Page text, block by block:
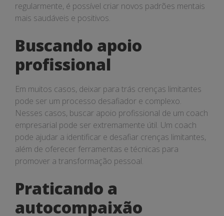
regularmente, é possível criar novos padrões mentais
mais saudáveis e positivos.
Buscando apoio
profissional
Em muitos casos, deixar para trás crenças limitantes
pode ser um processo desafiador e complexo.
Nesses casos, buscar apoio profissional de um coach
empresarial pode ser extremamente útil. Um coach
pode ajudar a identificar e desafiar crenças limitantes,
além de oferecer ferramentas e técnicas para
promover a transformação pessoal.
Praticando a
autocompaixão